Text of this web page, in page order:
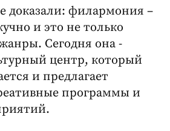
доказали: филармония –
и это не только
Сегодня она -
центр, который
и предлагает
программы и